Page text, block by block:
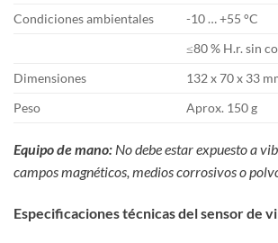
Condiciones ambientales
-10 … +55 °C
≤80 % H.r. sin
Dimensiones
132 x 70 x 33
Peso
Aprox. 150 g
Equipo de mano: No debe estar expuesto a
campos magnéticos, medios corrosivos o
Especificaciones técnicas del sensor de